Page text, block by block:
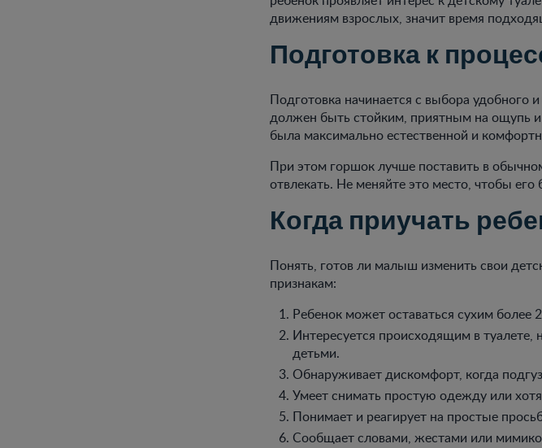
движениям взрослых, значит время
Подготовка к
Подготовка начинается с выбора
должен быть стойким, приятным на ощупь
была максимально естественной и
При этом горшок лучше поставить в
отвлекать. Не меняйте это место, чтобы его
Когда приучать
Понять, готов ли малыш изменить свои
признакам:
Ребенок может оставаться сухим более
Интересуется происходящим в
детьми.
Обнаруживает дискомфорт, когда
Умеет снимать простую одежду или
Понимает и реагирует на простые
Сообщает словами, жестами или